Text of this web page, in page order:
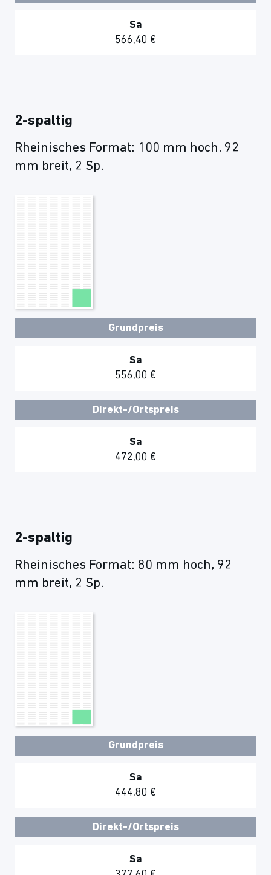
Sa
566,40 €
2-spaltig
Rheinisches Format: 100 mm hoch, 92
mm breit, 2 Sp.
Grundpreis
Sa
556,00 €
Direkt-/Ortspreis
Sa
472,00 €
2-spaltig
Rheinisches Format: 80 mm hoch, 92
mm breit, 2 Sp.
Grundpreis
Sa
444,80 €
Direkt-/Ortspreis
Sa